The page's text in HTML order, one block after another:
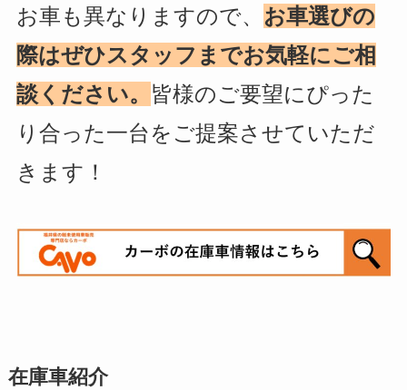
お車も異なりますので、 お車選びの
際はぜひスタッフまでお気軽にご相
談ください。 皆様のご要望にぴった
り合った一台をご提案させていただ
きます！
在庫車紹介